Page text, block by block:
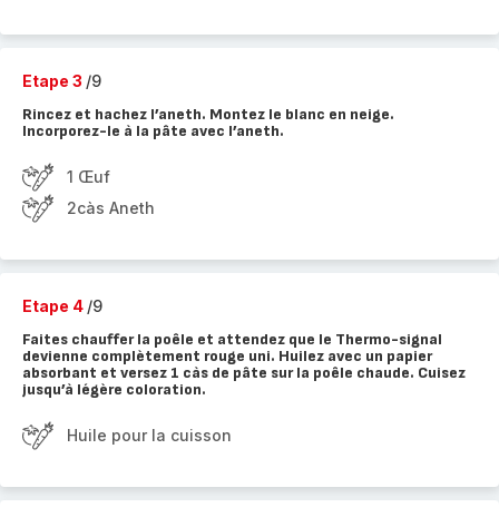
Etape 3 /9
Rincez et hachez l’aneth. Montez le blanc en neige.
Incorporez-le à la pâte avec l’aneth.
1 Œuf
2càs Aneth
Etape 4 /9
Faites chauffer la poêle et attendez que le Thermo-signal
devienne complètement rouge uni. Huilez avec un papier
absorbant et versez 1 càs de pâte sur la poêle chaude. Cuisez
jusqu’à légère coloration.
Huile pour la cuisson